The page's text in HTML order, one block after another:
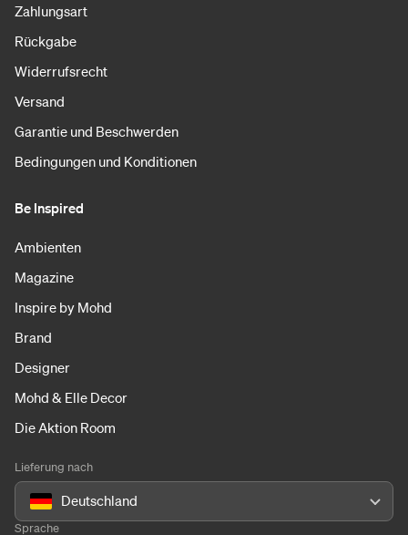
Zahlungsart
Rückgabe
Widerrufsrecht
Versand
Garantie und Beschwerden
Bedingungen und Konditionen
Be Inspired
Ambienten
Magazine
Inspire by Mohd
Brand
Designer
Mohd & Elle Decor
Die Aktion Room
Lieferung nach
Deutschland
Sprache